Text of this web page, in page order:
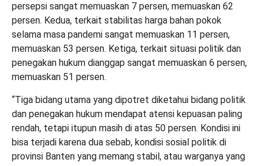
persepsi sangat memuaskan 7 persen, memuaskan 62
persen. Kedua, terkait stabilitas harga bahan pokok
selama masa pandemi sangat memuaskan 11 persen,
memuaskan 53 persen. Ketiga, terkait situasi politik dan
penegakan hukum dianggap sangat memuaskan 6 persen,
memuaskan 51 persen.
“Tiga bidang utama yang dipotret diketahui bidang politik
dan penegakan hukum mendapat atensi kepuasan paling
rendah, tetapi itupun masih di atas 50 persen. Kondisi ini
bisa terjadi karena dua sebab, kondisi sosial politik di
provinsi Banten yang memang stabil, atau warganya yang